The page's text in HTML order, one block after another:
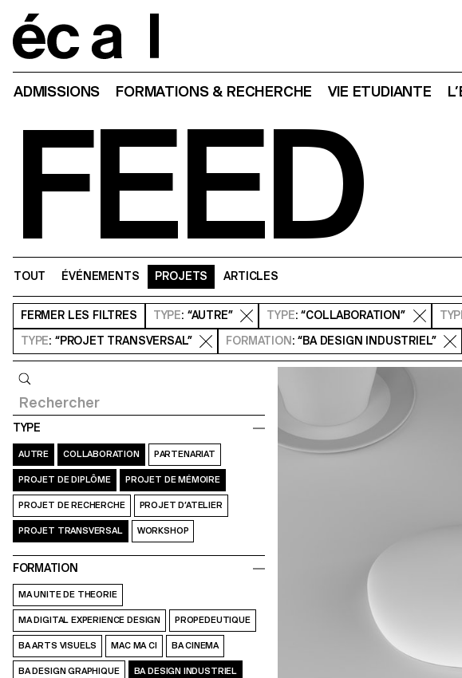
ADMISSIONS FORMATIONS & RECHERCHE VIE ETUDIANTE
FEED
TOUT ÉVÉNEMENTS PROJETS ARTICLES
FERMER LES FILTRES TYPE: “AUTRE” TYPE: “COLLABORATION”
TYPE: “PROJET TRANSVERSAL” FORMATION : “BA DESIGN INDUSTRIEL”
TYPE
AUTRE COLLABORATION PARTENARIAT
PROJET DE DIPLÔME PROJET DE MÉMOIRE
PROJET DE RECHERCHE PROJET D’ATELIER
PROJET TRANSVERSAL WORKSHOP
FORMATION
MA UNITE DE THEORIE
MA DIGITAL EXPERIENCE DESIGN PROPEDEUTIQUE
BA ARTS VISUELS MAC MA CI BA CINEMA
BA DESIGN GRAPHIQUE BA DESIGN INDUSTRIEL